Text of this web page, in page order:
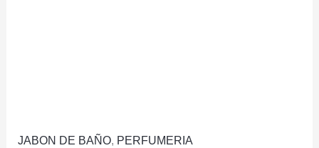
JABON DE BAÑO, PERFUMERIA